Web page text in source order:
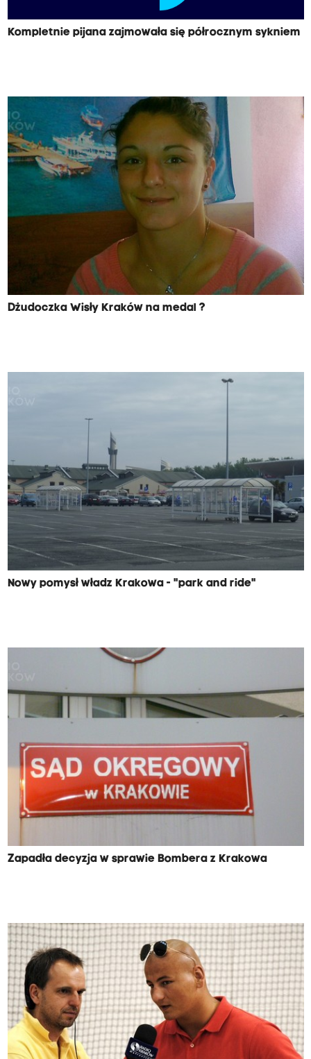
Kompletnie pijana zajmowała się półrocznym sykniem
Dżudoczka Wisły Kraków na medal ?
Nowy pomysł władz Krakowa - "park and ride"
Zapadła decyzja w sprawie Bombera z Krakowa